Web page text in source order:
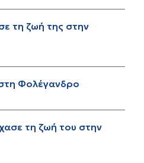
τη ζωή της στην
Φολέγανδρο
τη ζωή του στην